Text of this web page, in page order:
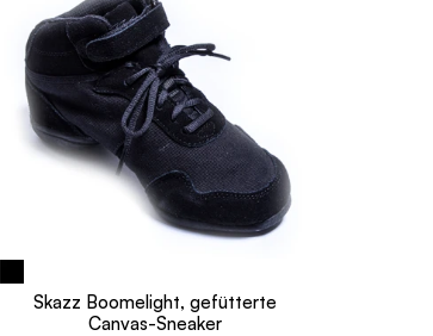
Skazz Boomelight, gefütterte
Canvas-Sneaker